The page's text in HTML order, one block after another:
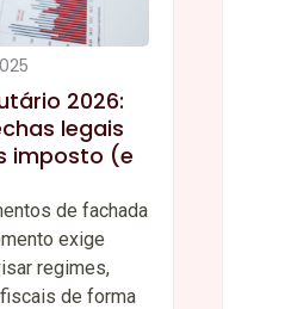
2026:
legais
imposto (e
de fachada
exige
regimes,
de forma